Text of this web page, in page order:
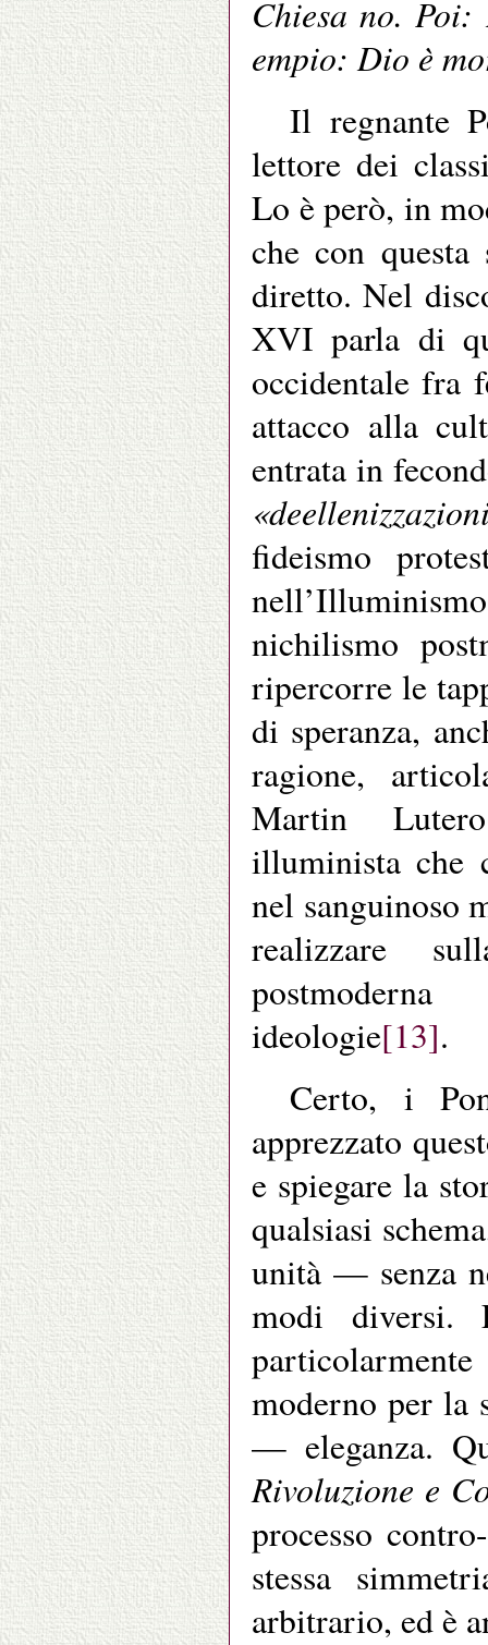
Chiesa no.
empio: Dio è
Il regnante
lettore dei
Lo è però, in
che con
diretto. Nel
XVI parla di
occidentale fra
attacco alla
entrata in
fideismo
nichilismo
ripercorre le
di speranza,
ragione,
Martin
illuminista che
nel sanguinoso
realizzare
ideologie[13].
Certo, i
apprezzato
e spiegare la
qualsiasi
unità — senza
modi diversi.
moderno per la
— eleganza.
Rivoluzione e
processo
stessa
arbitrario, ed è